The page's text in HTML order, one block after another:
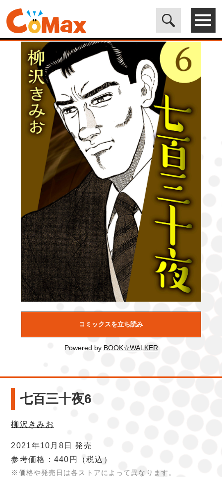
電子書籍マンガ CoMax(コマックス)公式サイト - 株式会社ICE>
LEGEND> 七百三十夜6
コミックスを立ち読み
Powered by BOOK☆WALKER
七百三十夜6
柳沢きみお
2021年10月8日 発売
参考価格：440円
（税込）
※価格や発売日は各ストアによって異なります。